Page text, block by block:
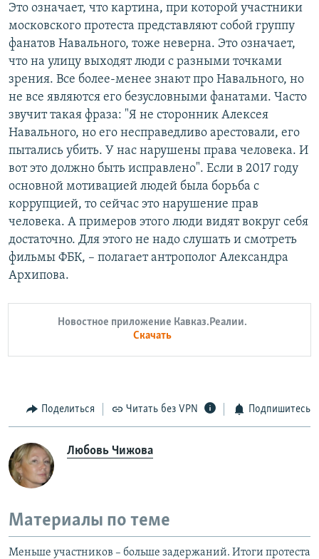
Это означает, что картина, при которой участники
московского протеста представляют собой группу
фанатов Навального, тоже неверна. Это означает,
что на улицу выходят люди с разными точками
зрения. Все более-менее знают про Навального, но
не все являются его безусловными фанатами. Часто
звучит такая фраза: "Я не сторонник Алексея
Навального, но его несправедливо арестовали, его
пытались убить. У нас нарушены права человека. И
вот это должно быть исправлено". Если в 2017 году
основной мотивацией людей была борьба с
коррупцией, то сейчас это нарушение прав
человека. А примеров этого люди видят вокруг себя
достаточно. Для этого не надо слушать и смотреть
фильмы ФБК, – полагает антрополог Александра
Архипова.
Новостное приложение Кавказ.Реалии.
Скачать
Поделиться Читать без VPN Подпишитесь
Любовь Чижова
Материалы по теме
Меньше участников – больше задержаний. Итоги протеста